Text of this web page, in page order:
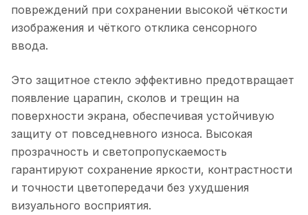
повреждений при сохранении высокой чёткости
изображения и чёткого отклика сенсорного
ввода.
Это защитное стекло эффективно предотвращает
появление царапин, сколов и трещин на
поверхности экрана, обеспечивая устойчивую
защиту от повседневного износа. Высокая
прозрачность и светопропускаемость
гарантируют сохранение яркости, контрастности
и точности цветопередачи без ухудшения
визуального восприятия.